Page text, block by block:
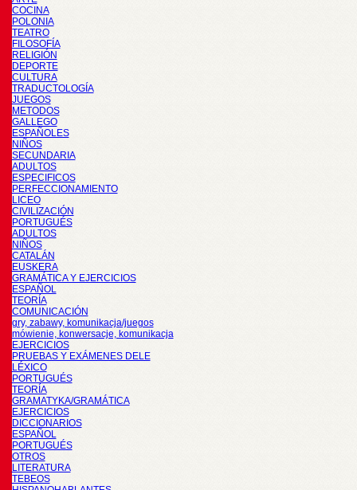
COCINA
POLONIA
TEATRO
FILOSOFÍA
RELIGIÓN
DEPORTE
CULTURA
TRADUCTOLOGÍA
JUEGOS
METODOS
GALLEGO
ESPAÑOLES
NIÑOS
SECUNDARIA
ADULTOS
ESPECIFICOS
PERFECCIONAMIENTO
LICEO
CIVILIZACIÓN
PORTUGUÉS
ADULTOS
NIÑOS
CATALÁN
EUSKERA
GRAMÁTICA Y EJERCICIOS
ESPAÑOL
TEORÍA
COMUNICACIÓN
gry, zabawy, komunikacja/juegos
mówienie, konwersacje, komunikacja
EJERCICIOS
PRUEBAS Y EXÁMENES DELE
LÉXICO
PORTUGUÉS
TEORÍA
GRAMATYKA/GRAMÁTICA
EJERCICIOS
DICCIONARIOS
ESPAÑOL
PORTUGUÉS
OTROS
LITERATURA
TEBEOS